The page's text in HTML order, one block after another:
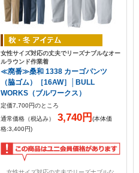
女性サイズ対応の丈夫でリーズナブルなオー
ルラウンド作業着
≪廃番≫桑和 1338 カーゴパンツ
（脇ゴム）［16AW］│BULL
WORKS（ブルワークス）
定価7,700円のところ
通常価格（税込み）
3,740円(本体価
格:3,400円)